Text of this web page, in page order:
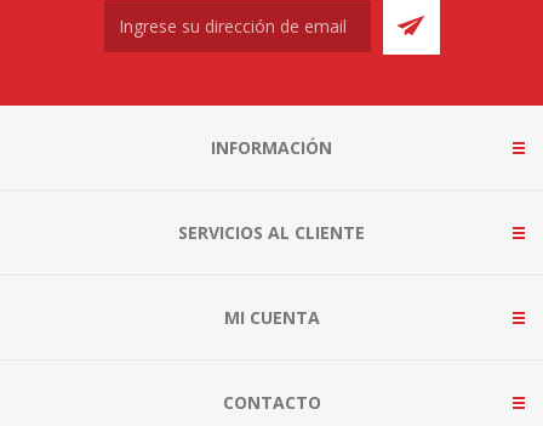
INFORMACIÓN
SERVICIOS AL CLIENTE
MI CUENTA
CONTACTO